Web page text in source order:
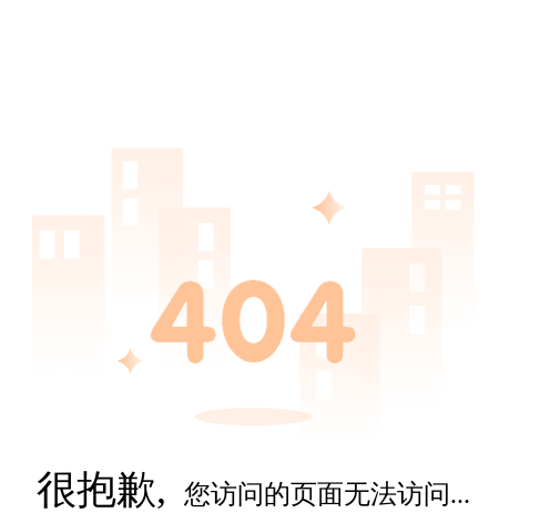
很抱歉, 您访问的页面无法访问...